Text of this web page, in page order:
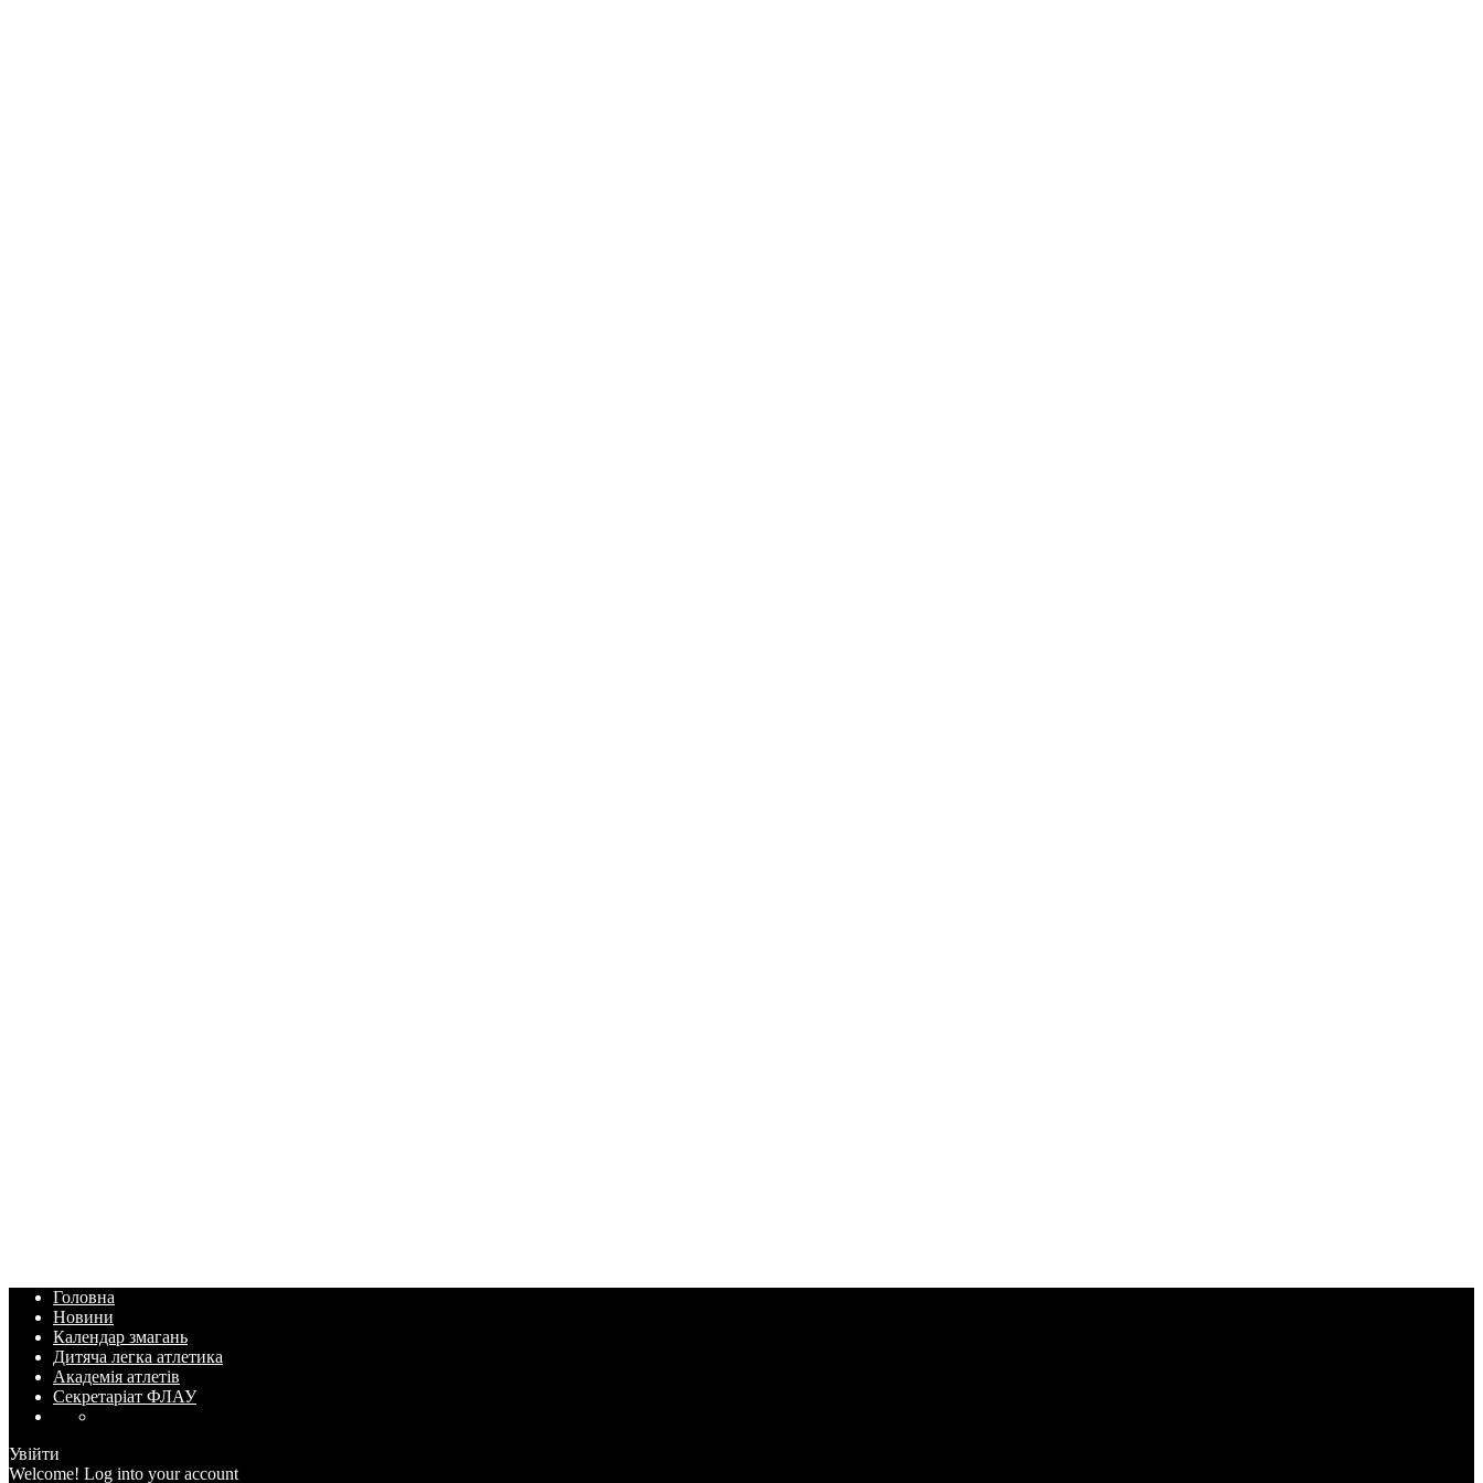
Головна
Новини
Календар змагань
Дитяча легка атлетика
Академія атлетів
Секретаріат ФЛАУ
Увійти
Welcome! Log into your account